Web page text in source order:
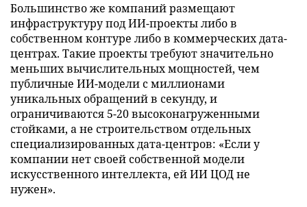
Большинство же компаний размещают
инфраструктуру под ИИ-проекты либо в
собственном контуре либо в коммерческих дата-
центрах. Такие проекты требуют значительно
меньших вычислительных мощностей, чем
публичные ИИ-модели с миллионами
уникальных обращений в секунду, и
ограничиваются 5-20 высоконагруженными
стойками, а не строительством отдельных
специализированных дата-центров: «Если у
компании нет своей собственной модели
искусственного интеллекта, ей ИИ ЦОД не
нужен».